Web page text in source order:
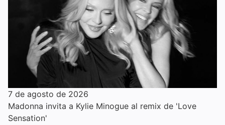
7 de agosto de 2026
Madonna invita a Kylie Minogue al remix de 'Love
Sensation'